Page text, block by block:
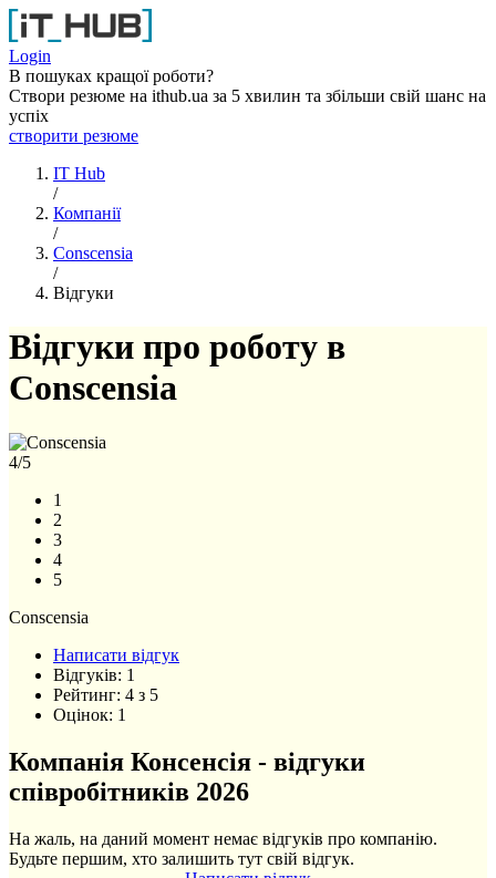
Перейти до основного вмісту
Login
В пошуках кращої роботи?
Створи резюме на ithub.ua за 5 хвилин та збільши свій шанс на
успіх
створити резюме
IT Hub
/
Компанії
/
Conscensia
/
Відгуки
Відгуки про роботу в
Conscensia
4/5
1
2
3
4
5
Conscensia
Написати відгук
Відгуків: 1
Рейтинг: 4 з 5
Оцінок: 1
Компанія Консенсія - відгуки
співробітників 2026
На жаль, на даний момент немає відгуків про компанію.
Будьте першим, хто залишить тут свій відгук.